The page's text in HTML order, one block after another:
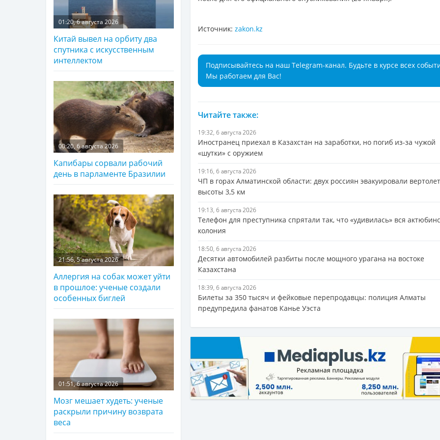
Источник: zakon.kz
Подписывайтесь на наш Telegram-канал. Будьте в курсе всех
Мы работаем для Вас!
Читайте также:
19:32, 6 августа 2026
Иностранец приехал в Казахстан на заработки, но погиб из-за чужой
«шутки» с оружием
19:16, 6 августа 2026
ЧП в горах Алматинской области: двух россиян эвакуировали
высоты 3,5 км
19:13, 6 августа 2026
Телефон для преступника спрятали так, что «удивилась» вся
колония
18:50, 6 августа 2026
Десятки автомобилей разбиты после мощного урагана на востоке
Казахстана
18:39, 6 августа 2026
Билеты за 350 тысяч и фейковые перепродавцы: полиция Алматы
предупредила фанатов Канье Уэста
01:20, 6 августа 2026
Китай вывел на орбиту два
спутника с искусственным
интеллектом
00:20, 6 августа 2026
Капибары сорвали рабочий
день в парламенте Бразилии
21:56, 5 августа 2026
Аллергия на собак может уйти
в прошлое: ученые создали
особенных биглей
01:51, 6 августа 2026
Мозг мешает худеть: ученые
раскрыли причину возврата
веса